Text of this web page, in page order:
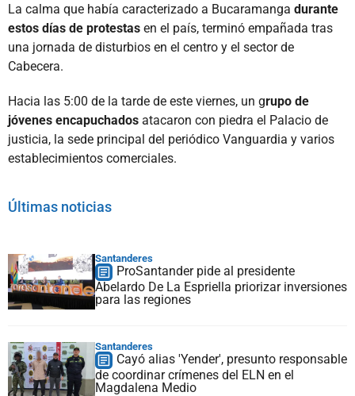
La calma que había caracterizado a Bucaramanga durante
estos días de protestas en el país, terminó empañada tras
una jornada de disturbios en el centro y el sector de
Cabecera.
Hacia las 5:00 de la tarde de este viernes, un grupo de
jóvenes encapuchados atacaron con piedra el Palacio de
justicia, la sede principal del periódico Vanguardia y varios
establecimientos comerciales.
Últimas noticias
Santanderes
ProSantander pide al presidente
Abelardo De La Espriella priorizar inversiones
para las regiones
Santanderes
Cayó alias 'Yender', presunto responsable
de coordinar crímenes del ELN en el
Magdalena Medio